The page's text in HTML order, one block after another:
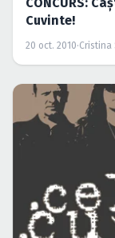
Cuvinte!
20 oct. 2010·Cristina